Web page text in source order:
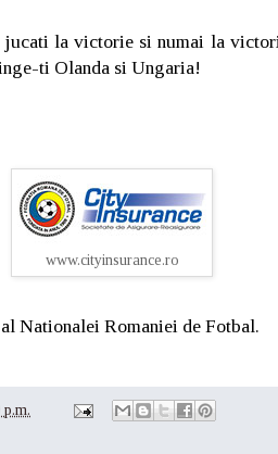
la victorie si numai la
ti Olanda si Ungaria!
www.cityinsurance.ro
Nationalei Romaniei de Fotbal.